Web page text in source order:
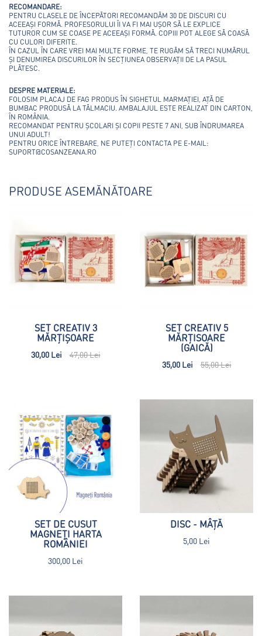
RECOMANDARE:
PENTRU CLASELE DE ÎNCEPĂTORI RECOMANDĂM 30 DE DISCURI CU
ACEEAȘI FORMĂ. PROFESORULUI ÎI VA FI MAI UȘOR SĂ LE EXPLICE
TUTUROR CUM SE COASE PE ACEEAȘI FORMĂ. COPIII POT ALEGE SĂ COASĂ
CU CULORI DIFERITE.
ÎN CAZUL ÎN CARE VREI MAI MULTE FORME, TE RUGĂM SĂ TRECI NUMĂRUL
ȘI DENUMIREA DISCURILOR ÎN SECȚIUNEA OBSERVAȚII DE LA PASUL
PLĂTESC.
DESPRE MATERIALE:
FOLOSIM PLACAJ DE FAG PRODUS ÎN SIGHETUL MARMAȚIEI, AȚĂ DE
BUMBAC PRODUSĂ LA TĂLMACIU. AMBALAJUL ESTE REALIZAT DIN CARTON,
ÎN ROMÂNIA.
RECOMANDAT PENTRU ȘCOLARI ȘI COPII PESTE 7 ANI, SUB ÎNDRUMAREA
UNUI ADULT!
PENTRU ORICE ÎNTREBARE, NE PUTEȚI CONTACTA PE E-MAIL:
SUPORT@COSANZEANA.RO
PRODUSE ASEMĂNĂTOARE
SET CREATIV 3
MĂRȚIȘOARE
30,00 Lei 47,00 Lei
SET CREATIV 5
MĂRȚISOARE
(GAICĂ)
35,00 Lei 55,00 Lei
SET DE CUSUT
MAGNEȚI HARTA
ROMÂNIEI
300,00 Lei
DISC - MÂȚĂ
5,00 Lei